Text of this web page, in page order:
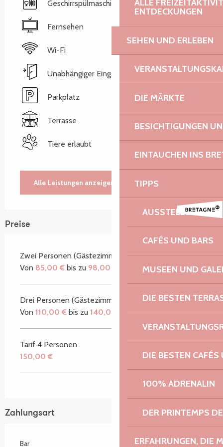
ALLE
ENTDECKUNGEN
SEHEN UND ERLEBEN
DIE MÄRKTE
BESICHTIGUNGEN
EINTAUCHEN INS
TIPPS
AUSSTELLUNGEN
CAFÉS UND BARS
MUSEEN UND
DIE BESTEN
DIE BESTEN
100% ADRENALIN
DER PRINTEMPS
ERFAHRUNGEN, DIE
Geschirrspülmaschine
Fernsehen
Wi-Fi
Unabhängiger Eingang
Parkplatz
Terrasse
Tiere erlaubt
Alle Leistungen anzeigen
Preise
Zwei Personen (Gästezimmer)
Von 85,00 € bis zu 98,00 €
Drei Personen (Gästezimmer)
Von 110,00 € bis zu 140,00 €
Tarif 4 Personen
150,00 €
Zahlungsart
Bar